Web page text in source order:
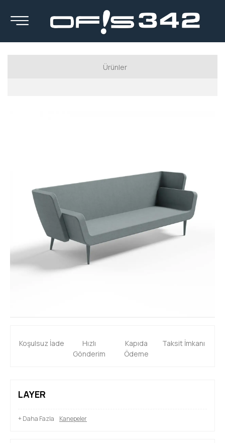
Ürünler
Kanepeler
Berjerler
Toplantılar
Ev Masaları
Bankolar
Çelik ve Okul Grubu
Koşulsuz İade
Hızlı
Gönderim
Kapıda
Ödeme
Taksit İmkanı
LAYER
+ Daha Fazla Kanepeler